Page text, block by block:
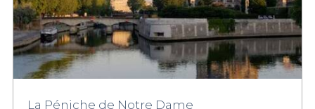
La Péniche de Notre Dame